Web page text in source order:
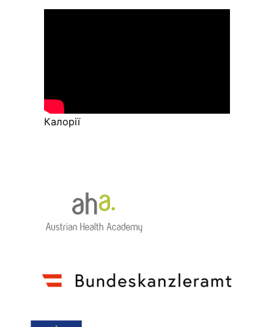
Калорії